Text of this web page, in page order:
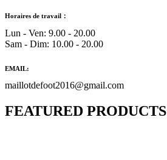
Horaires de travail：
Lun - Ven: 9.00 - 20.00
Sam - Dim: 10.00 - 20.00
EMAIL:
maillotdefoot2016@gmail.com
FEATURED PRODUCTS